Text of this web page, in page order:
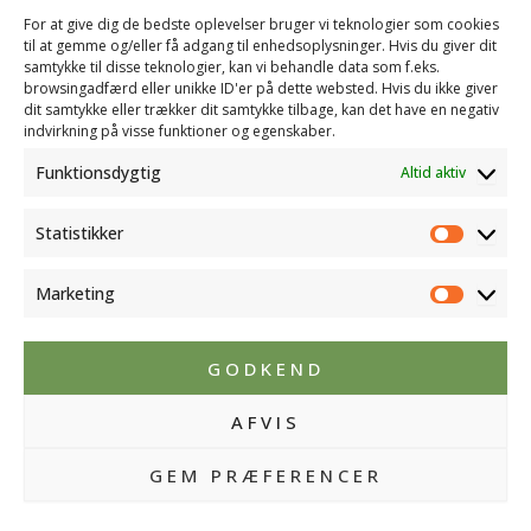
For at give dig de bedste oplevelser bruger vi teknologier som cookies
til at gemme og/eller få adgang til enhedsoplysninger. Hvis du giver dit
samtykke til disse teknologier, kan vi behandle data som f.eks.
browsingadfærd eller unikke ID'er på dette websted. Hvis du ikke giver
dit samtykke eller trækker dit samtykke tilbage, kan det have en negativ
indvirkning på visse funktioner og egenskaber.
Funktionsdygtig Altid aktiv
Statistikker
Marketing
GODKEND
AFVIS
GEM PRÆFERENCER
INFO
CVR: 25542991
FØLG OS
© 2026 DSI Kammergave | Leveret af